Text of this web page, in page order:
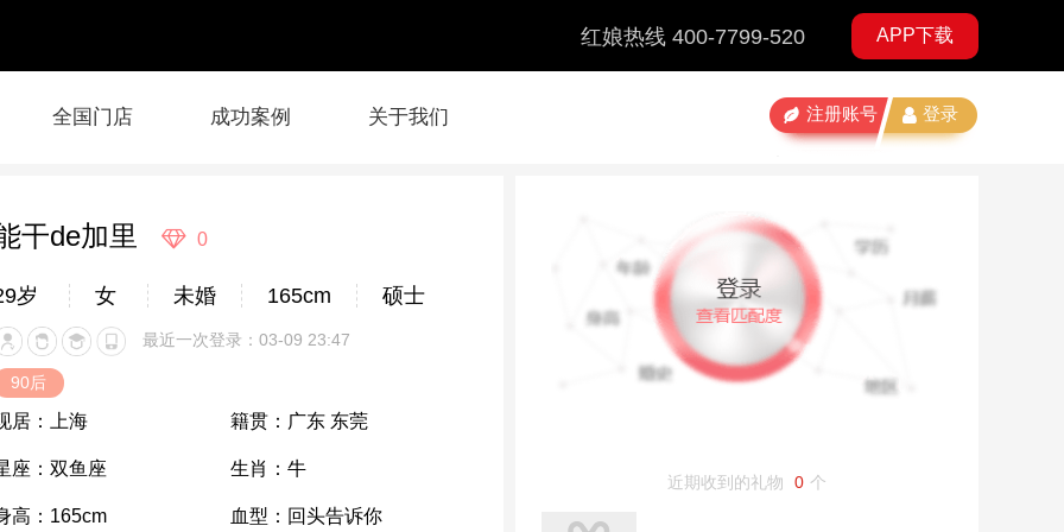
红娘热线 400-7799-520 APP下载
全国门店 成功案例 关于我们 登录
注册账号
干de加里 0
岁 女 未婚 165cm 硕士
最近一次登录：03-09 23:47
90后
居： 上海 籍贯： 广东 东莞
座： 双鱼座 生肖： 牛
高： 165cm 血型： 回头告诉你
近期收到的礼物 0 个